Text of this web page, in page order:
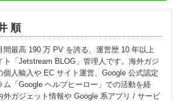
順
間最高 190 万 PV を誇る、運営歴 10 年以上
ト「Jetstream BLOG」管理人です。海外ガジ
個人輸入や EC サイト運営、Google 公式認定
ム「Google ヘルプヒーロー」での活動を経
外ガジェット情報や Google 系アプリ / サービ